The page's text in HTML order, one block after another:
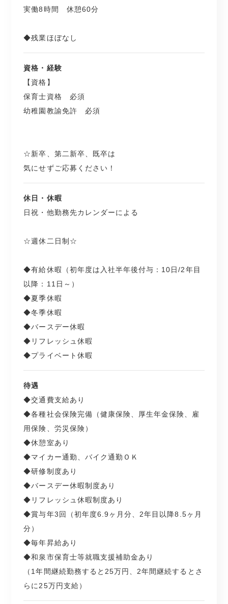
実働8時間 休憩60分
◆残業ほぼなし
資格・経験
【資格】
保育士資格 必須
幼稚園教諭免許 必須
☆新卒、第二新卒、既卒は
気にせずご応募ください！
休日・休暇
日祝・他勤務先カレンダーによる
☆週休二日制☆
◆有給休暇（初年度は入社半年後付与：10日/2年目
以降：11日～）
◆夏季休暇
◆冬季休暇
◆バースデー休暇
◆リフレッシュ休暇
◆プライベート休暇
待遇
◆交通費支給あり
◆各種社会保険完備（健康保険、厚生年金保険、雇
用保険、労災保険）
◆休憩室あり
◆マイカー通勤、バイク通勤ＯＫ
◆研修制度あり
◆バースデー休暇制度あり
◆リフレッシュ休暇制度あり
◆賞与年3回（初年度6.9ヶ月分、2年目以降8.5ヶ月
分）
◆毎年昇給あり
◆和泉市保育士等就職支援補助金あり
（1年間継続勤務すると25万円、2年間継続するとさ
らに25万円支給）